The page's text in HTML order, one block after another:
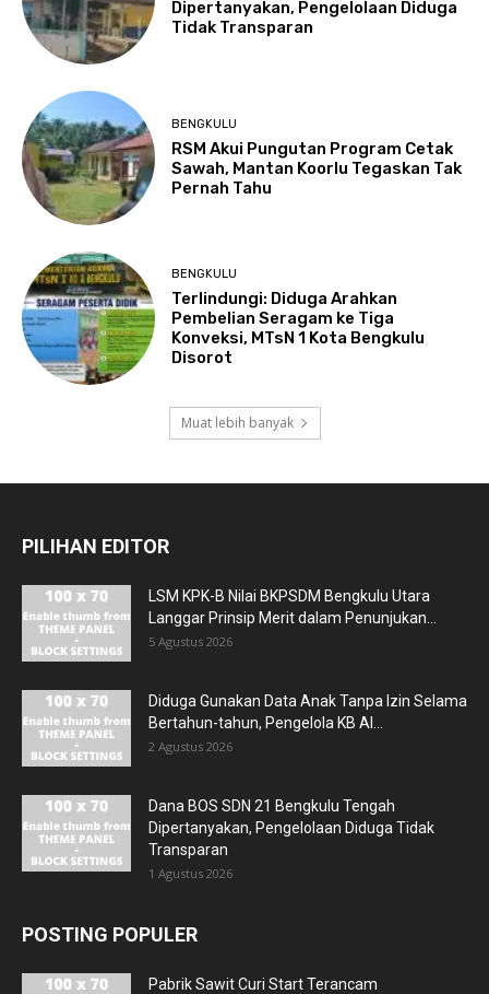
Dipertanyakan, Pengelolaan Diduga
Tidak Transparan
BENGKULU
RSM Akui Pungutan Program Cetak
Sawah, Mantan Koorlu Tegaskan Tak
Pernah Tahu
BENGKULU
Terlindungi: Diduga Arahkan
Pembelian Seragam ke Tiga
Konveksi, MTsN 1 Kota Bengkulu
Disorot
Muat lebih banyak
PILIHAN EDITOR
LSM KPK-B Nilai BKPSDM Bengkulu Utara
Langgar Prinsip Merit dalam Penunjukan...
5 Agustus 2026
Diduga Gunakan Data Anak Tanpa Izin Selama
Bertahun-tahun, Pengelola KB Al...
2 Agustus 2026
Dana BOS SDN 21 Bengkulu Tengah
Dipertanyakan, Pengelolaan Diduga Tidak
Transparan
1 Agustus 2026
POSTING POPULER
Pabrik Sawit Curi Start Terancam